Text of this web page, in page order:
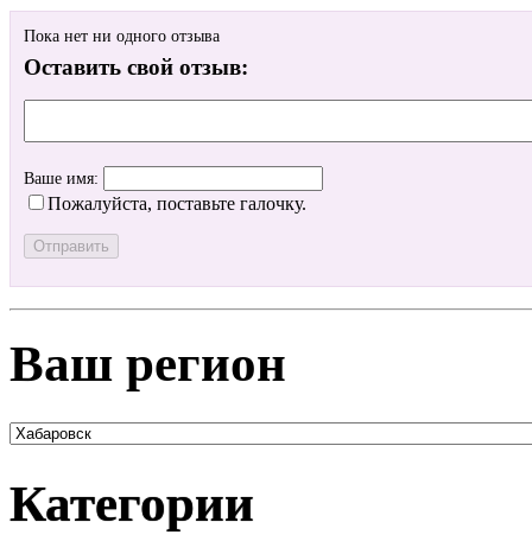
Пока нет ни одного отзыва
Оставить свой отзыв:
Ваше имя:
Пожалуйста, поставьте галочку.
Ваш регион
Категории